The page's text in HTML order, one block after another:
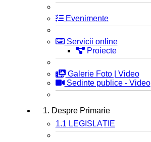
Evenimente
Servicii online
Proiecte
Galerie Foto | Video
Sedinte publice - Video
1. Despre Primarie
1.1 LEGISLAȚIE